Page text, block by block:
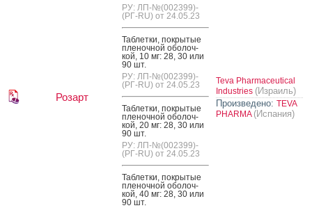
Розарт
РУ: ЛП-№(002399)-
(РГ-RU) от 24.05.23
Таб­летки, пок­ры­тые
пле­ноч­ной обо­лоч­
кой, 10 мг: 28, 30 или
90 шт.
РУ: ЛП-№(002399)-
(РГ-RU) от 24.05.23
Таб­летки, пок­ры­тые
пле­ноч­ной обо­лоч­
кой, 20 мг: 28, 30 или
90 шт.
РУ: ЛП-№(002399)-
(РГ-RU) от 24.05.23
Таб­летки, пок­ры­тые
пле­ноч­ной обо­лоч­
кой, 40 мг: 28, 30 или
90 шт.
Teva Pharmaceutical
Industries (Израиль)
Произведено: TEVA
PHARMA (Испания)